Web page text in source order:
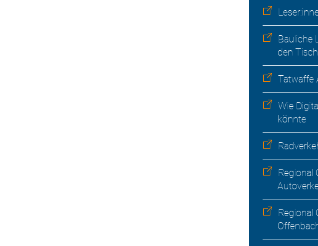
Bauliche
den Tisch
Tatwaffe
Wie
könnte
Regional
Regional